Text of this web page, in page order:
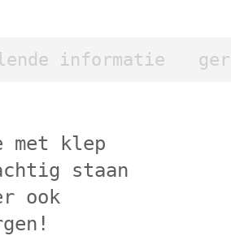
informatie
met klep
staan
ook